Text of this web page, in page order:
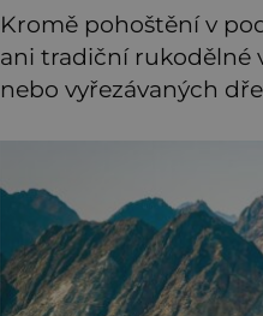
Kromě pohoštění v
ani tradiční rukodělné
nebo vyřezávaných